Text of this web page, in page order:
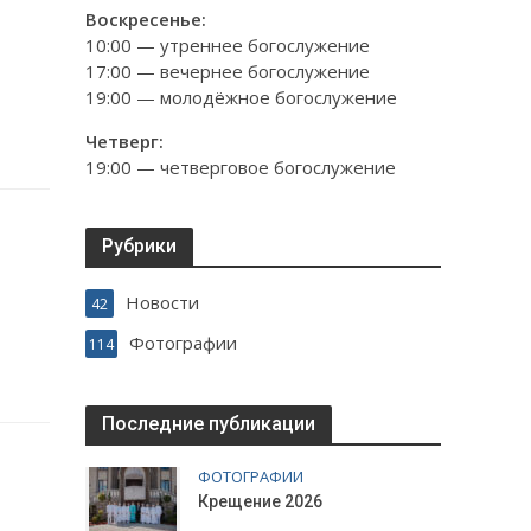
Воскресенье:
10:00 — утреннее богослужение
17:00 — вечернее богослужение
19:00 — молодёжное богослужение
Четверг:
19:00 — четверговое богослужение
Рубрики
Новости
42
Фотографии
114
Последние публикации
ФОТОГРАФИИ
Крещение 2026